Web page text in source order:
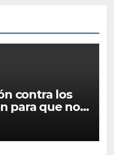
contra los
para que no